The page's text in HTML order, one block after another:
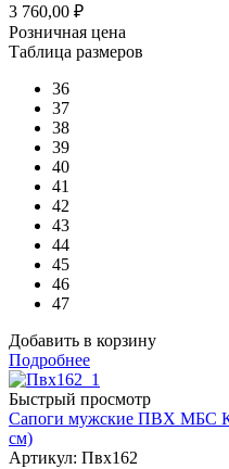
3 760,00 ₽
Розничная цена
Таблица размеров
36
37
38
39
40
41
42
43
44
45
46
47
Добавить в корзину
Подробнее
Быстрый просмотр
Сапоги мужские ПВХ МБС
см)
Артикул: Пвх162